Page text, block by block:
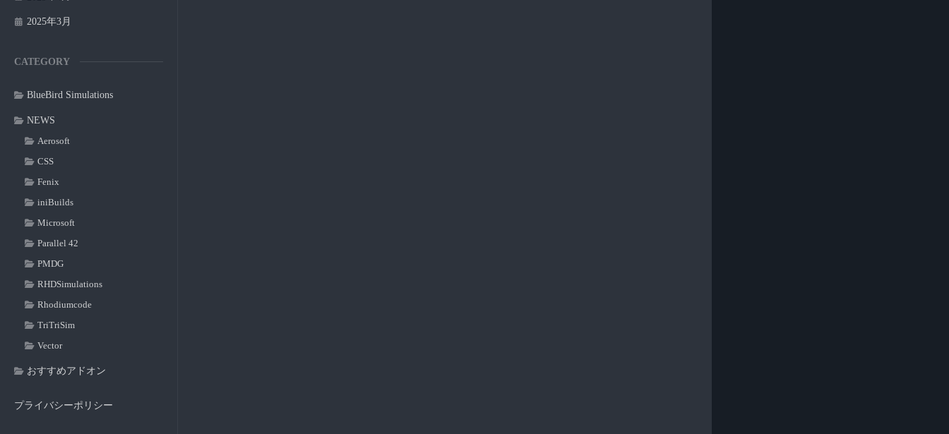
2025年3月
CATEGORY
BlueBird Simulations
NEWS
Aerosoft
CSS
Fenix
iniBuilds
Microsoft
Parallel 42
PMDG
RHDSimulations
Rhodiumcode
TriTriSim
Vector
おすすめアドオン
プライバシーポリシー